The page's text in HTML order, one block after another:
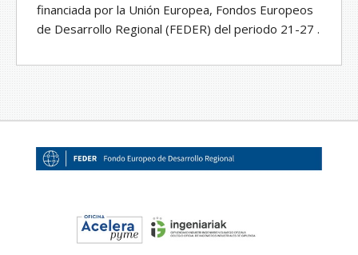
financiada por la Unión Europea, Fondos Europeos
de Desarrollo Regional (FEDER) del periodo 21-27 .